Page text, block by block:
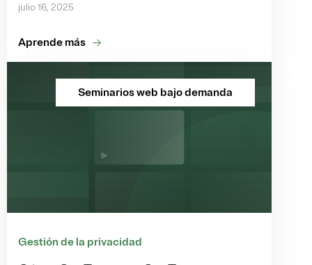
julio 16, 2025
Aprende más
Seminarios web bajo demanda
Gestión de la privacidad